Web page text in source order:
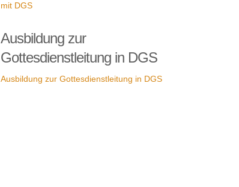
mit DGS
Ausbildung zur
Gottesdienstleitung in DGS
Ausbildung zur Gottesdienstleitung in DGS